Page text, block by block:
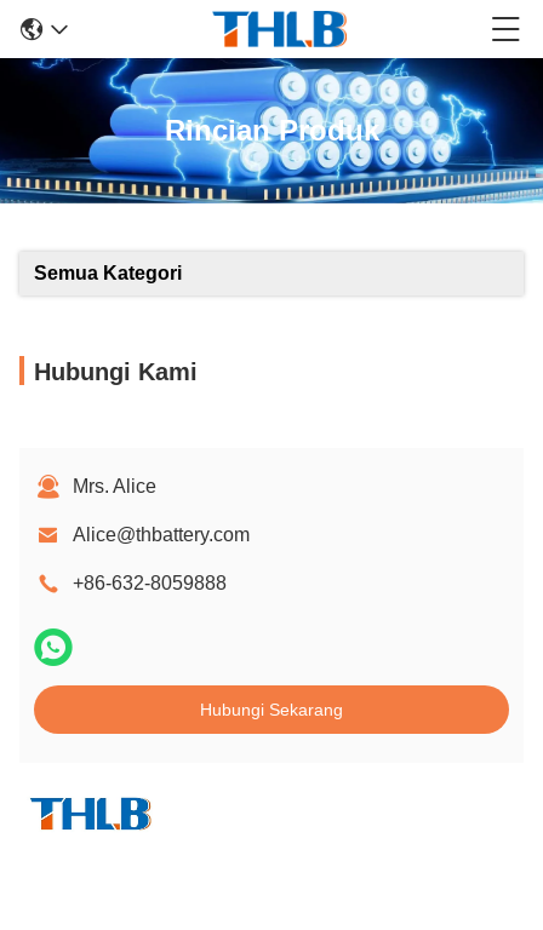
Rincian Produk
Semua Kategori
Hubungi Kami
Mrs. Alice
Alice@thbattery.com
+86-632-8059888
Hubungi Sekarang